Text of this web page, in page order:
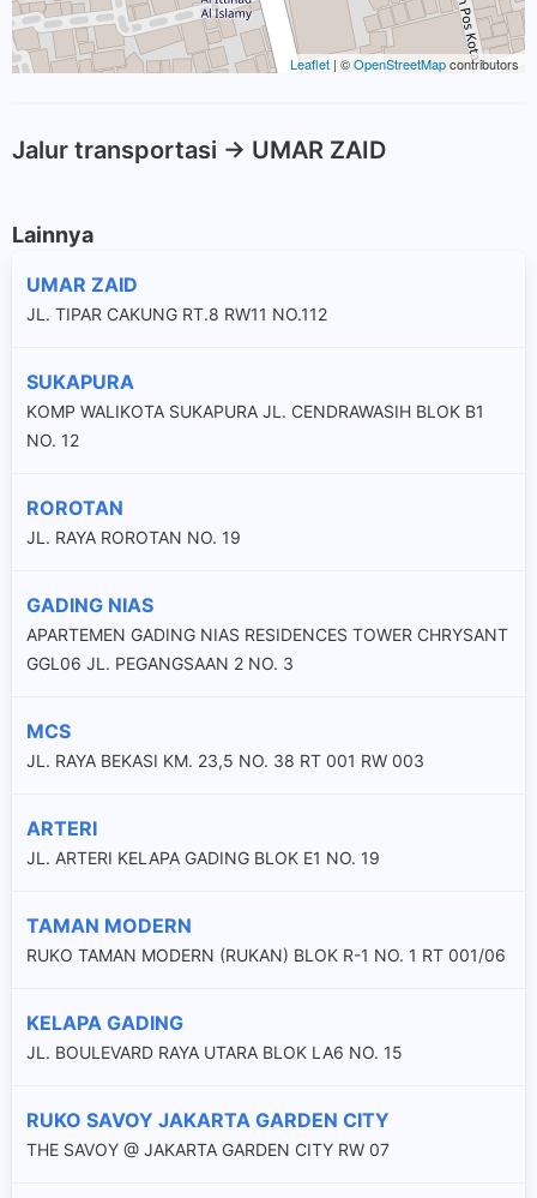
Leaflet | ©OpenStreetMapcontributors
Jalur transportasi -> UMAR ZAID
Lainnya
UMAR ZAID
JL. TIPAR CAKUNG RT.8 RW11 NO.112
SUKAPURA
KOMP WALIKOTA SUKAPURA JL. CENDRAWASIH BLOK B1
NO. 12
ROROTAN
JL. RAYA ROROTAN NO. 19
GADING NIAS
APARTEMEN GADING NIAS RESIDENCES TOWER CHRYSANT
GGL06 JL. PEGANGSAAN 2 NO. 3
MCS
JL. RAYA BEKASI KM. 23,5 NO. 38 RT 001 RW 003
ARTERI
JL. ARTERI KELAPA GADING BLOK E1 NO. 19
TAMAN MODERN
RUKO TAMAN MODERN (RUKAN) BLOK R-1 NO. 1 RT 001/06
KELAPA GADING
JL. BOULEVARD RAYA UTARA BLOK LA6 NO. 15
RUKO SAVOY JAKARTA GARDEN CITY
THE SAVOY @ JAKARTA GARDEN CITY RW 07